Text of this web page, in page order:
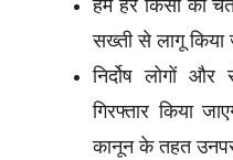
हम हर किसी को
सख्ती से लागू किया
निर्दोष लोगों
गिरफ्तार किया
कानून के तहत उनपर